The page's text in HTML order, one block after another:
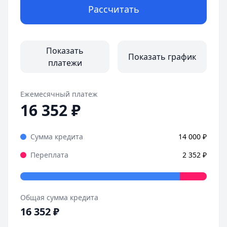
28 октября 2025 г.
Оформила займ в MoneyMan за пару минут, все
Рассчитать
Показать
платежи
Показать график
Ежемесячный платеж
16 352₽
Сумма кредита 14 000 ₽
Переплата
2 352 ₽
Общая сумма кредита
16 352₽